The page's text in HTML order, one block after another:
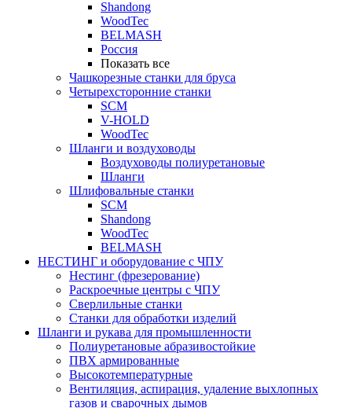
Shandong
WoodTec
BELMASH
Россия
Показать все
Чашкорезные станки для бруса
Четырехсторонние станки
SCM
V-HOLD
WoodTec
Шланги и воздуховоды
Воздуховоды полиуретановые
Шланги
Шлифовальные станки
SCM
Shandong
WoodTec
BELMASH
НЕСТИНГ и оборудование с ЧПУ
Нестинг (фрезерование)
Раскроечные центры с ЧПУ
Сверлильные станки
Станки для обработки изделий
Шланги и рукава для промышленности
Полиуретановые абразивостойкие
ПВХ армированные
Высокотемпературные
Вентиляция, аспирация, удаление выхлопных
газов и сварочных дымов